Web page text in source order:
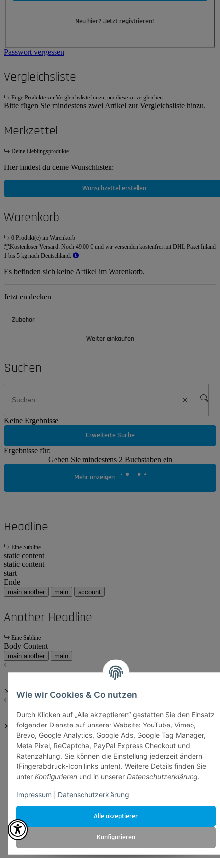
Alle akzeptieren
Konfigurieren
Wie wir Cookies & Co nutzen
Durch Klicken auf „Alle akzeptieren“ gestatten Sie den Einsatz
folgender Dienste auf unserer Website: YouTube, Vimeo,
Brevo, Google Analytics, Google Ads, Google Tag Manager,
Meta Pixel, ReCaptcha, PayPal Express Checkout und
Ratenzahlung. Sie können die Einstellung jederzeit ändern
(Fingerabdruck-Icon links unten). Weitere Details finden Sie
unter Konfigurieren und in unserer Datenschutzerklärung.
Impressum Datenschutzerklärung
Neu hier? Jetzt registrieren!
Passwort vergessen
Vergleichsliste
Füge Produkte zur Vergleichsliste hinzu, um diese zu vergleichen.
Bitte fügen Sie mindestens zwei Artikel zur Vergleichsliste hinzu.
Merkzettel
Deine Lieblingsprodukte
Hier findest du deine Wunschlisten:
Wunschzettel erstellen
Warenkorb
0 Produkt(e) im Warenkorb
Kostenloser Versand: Noch 49,00 € und wir versenden kostenfrei mit DHL Paket Inland
1 bis 5 kg nach Deutschland.
Es befinden sich keine Artikel im Warenkorb.
Jetzt entdecken
Zubehör
Weiter einkaufen
Suchen
Keine Ergebnisse
Erweiterte Suche
Ergebnisse für:
Geben Sie mindestens 2 Buchstaben ein
Mehr anzeigen
Headline
Eine Subline
static content
static content
start
Ende
main:another main account
Another Headline
Eine Subline
Body Content
main:another main